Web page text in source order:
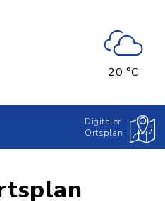
20 °C
Digitaler
Ortsplan